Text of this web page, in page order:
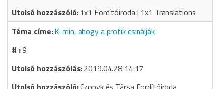
1x1 Fordítóiroda | 1x1 Translations
K-min, ahogy a profik csinálják
9
2019.04.28 14:17
Czopyk és Társa Fordítóiroda